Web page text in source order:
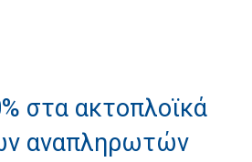
στα ακτοπλοϊκά
αναπληρωτών